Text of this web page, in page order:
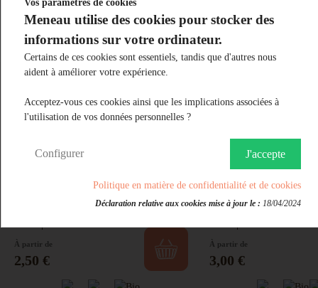
Vous aimerez aussi
PUR JUS BIO DE RAISIN
ROUGE FRANCE GIRONDE
25CL 75CL
À partir de
Prix
2,50 €
GINGEUR GINGER
33CL 75CL
À partir de
Prix
3,00 €
Meneau utilise des cookies pour stocker des
informations sur votre ordinateur.
Certains de ces cookies sont essentiels, tandis que d'autres nous
aident à améliorer votre expérience.
Acceptez-vous ces cookies ainsi que les implications associées à
l'utilisation de vos données personnelles ?
J'accepte
Configurer
Politique en matière de confidentialité et de cookies
Déclaration relative aux cookies mise à jour le : 18/04/2024